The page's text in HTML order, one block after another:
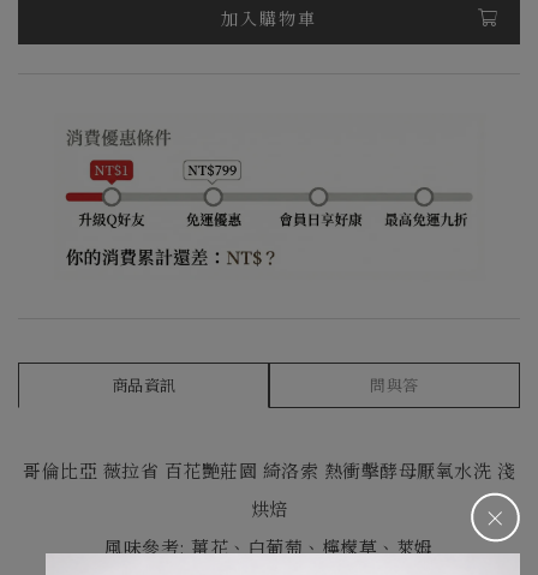
＋
加入購物車
商品資訊 問與答
哥倫比亞 薇拉省 百花艷莊園 綺洛索 熱衝擊酵母厭氧水洗 淺
烘焙
風味參考: 薑花、白葡萄、檸檬草、萊姆